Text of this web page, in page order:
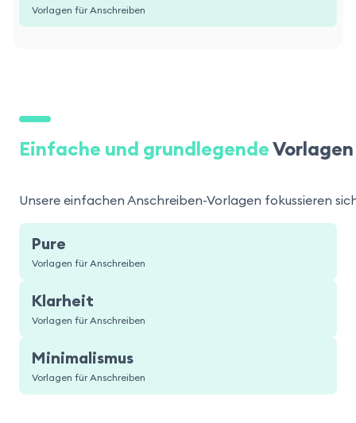
Vorlagen für Anschreiben
Einfache und grundlegende
Unsere einfachen Anschreiben-Vorlagen fokussieren
Pure
Vorlagen für Anschreiben
Klarheit
Vorlagen für Anschreiben
Minimalismus
Vorlagen für Anschreiben